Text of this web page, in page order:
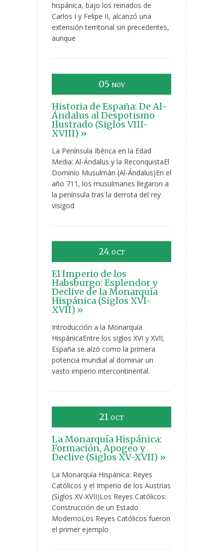
hispánica, bajo los reinados de
Carlos I y Felipe II, alcanzó una
extensión territorial sin precedentes,
aunque
05 NOV
Historia de España: De Al-
Ándalus al Despotismo
Ilustrado (Siglos VIII-
XVIII) »
La Península Ibérica en la Edad
Media: Al-Ándalus y la ReconquistaEl
Dominio Musulmán (Al-Ándalus)En el
año 711, los musulmanes llegaron a
la península tras la derrota del rey
visigod
24 OCT
El Imperio de los
Habsburgo: Esplendor y
Declive de la Monarquía
Hispánica (Siglos XVI-
XVII) »
Introducción a la Monarquía
HispánicaEntre los siglos XVI y XVII,
España se alzó como la primera
potencia mundial al dominar un
vasto imperio intercontinental.
21 OCT
La Monarquía Hispánica:
Formación, Apogeo y
Declive (Siglos XV-XVII) »
La Monarquía Hispánica: Reyes
Católicos y el Imperio de los Austrias
(Siglos XV-XVII)Los Reyes Católicos:
Construcción de un Estado
ModernoLos Reyes Católicos fueron
el primer ejemplo